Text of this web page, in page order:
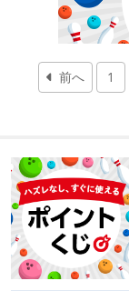
前へ 1